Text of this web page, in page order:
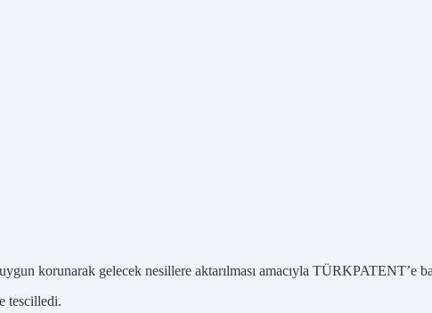
korunarak gelecek nesillere aktarılması amacıyla TÜRKPATENT’e
tescilledi.